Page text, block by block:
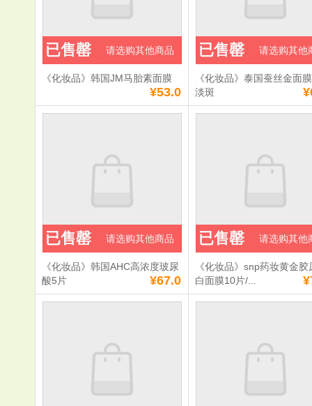
《化妆品》韩国JM马胎素面膜
¥53.0
已售罄 请选购其他商品
《化妆品》泰国蚕丝金面
淡斑
已售罄 请选购其他
《化妆品》韩国AHC高浓度玻尿
酸5片
¥67.0
已售罄 请选购其他商品
《化妆品》snp药妆黄金胶
白面膜10片/...
已售罄 请选购其他